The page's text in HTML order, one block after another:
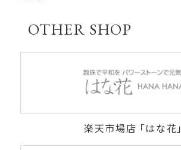
OTHER SHOP
楽天市場店 「はな花」